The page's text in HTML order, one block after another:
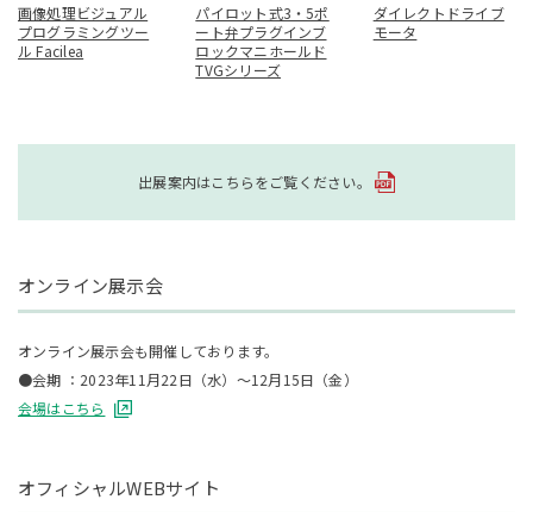
画像処理ビジュアル
プログラミングツー
ル Facilea
パイロット式3・5ポ
ート弁プラグインブ
ロックマニホールド
TVGシリーズ
ダイレクトドライブ
モータ
出展案内はこちらをご覧ください。
オンライン展示会
オンライン展示会も開催しております。
●会期 ：2023年11月22日（水）～12月15日（金）
会場はこちら
オフィシャルWEBサイト